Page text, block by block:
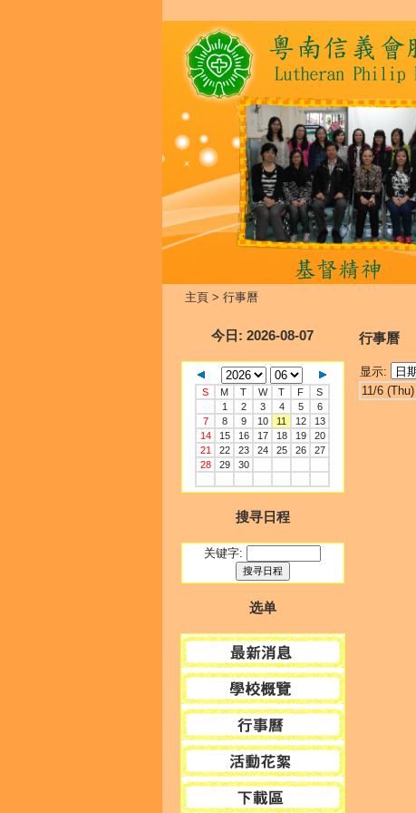
主頁> 行事曆
今日 : 2026-08-07
S M T W T F
S
1
2 3 4 5
6
7
8 9 10 11 12
13
14
15 16 17 18 19
20
21
22 23 24 25 26
27
28
29 30
搜寻日程
关键字:
选单
行事曆
显示:
11/6 (Thu)